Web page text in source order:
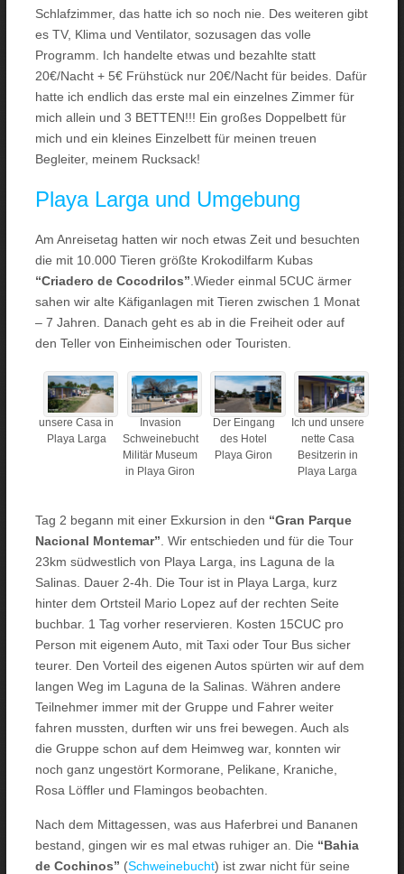
Schlafzimmer, das hatte ich so noch nie. Des weiteren gibt
es TV, Klima und Ventilator, sozusagen das volle
Programm. Ich handelte etwas und bezahlte statt
20€/Nacht + 5€ Frühstück nur 20€/Nacht für beides. Dafür
hatte ich endlich das erste mal ein einzelnes Zimmer für
mich allein und 3 BETTEN!!! Ein großes Doppelbett für
mich und ein kleines Einzelbett für meinen treuen
Begleiter, meinem Rucksack!
Playa Larga und Umgebung
Am Anreisetag hatten wir noch etwas Zeit und besuchten
die mit 10.000 Tieren größte Krokodilfarm Kubas
“Criadero de Cocodrilos” .Wieder einmal 5CUC ärmer
sahen wir alte Käfiganlagen mit Tieren zwischen 1 Monat
– 7 Jahren. Danach geht es ab in die Freiheit oder auf
den Teller von Einheimischen oder Touristen.
unsere Casa in
Playa Larga
Invasion
Schweinebucht
Militär Museum
in Playa Giron
Der Eingang
des Hotel
Playa Giron
Ich und unsere
nette Casa
Besitzerin in
Playa Larga
Tag 2 begann mit einer Exkursion in den “Gran Parque
Nacional Montemar” . Wir entschieden und für die Tour
23km südwestlich von Playa Larga, ins Laguna de la
Salinas. Dauer 2-4h. Die Tour ist in Playa Larga, kurz
hinter dem Ortsteil Mario Lopez auf der rechten Seite
buchbar. 1 Tag vorher reservieren. Kosten 15CUC pro
Person mit eigenem Auto, mit Taxi oder Tour Bus sicher
teurer. Den Vorteil des eigenen Autos spürten wir auf dem
langen Weg im Laguna de la Salinas. Währen andere
Teilnehmer immer mit der Gruppe und Fahrer weiter
fahren mussten, durften wir uns frei bewegen. Auch als
die Gruppe schon auf dem Heimweg war, konnten wir
noch ganz ungestört Kormorane, Pelikane, Kraniche,
Rosa Löffler und Flamingos beobachten.
Nach dem Mittagessen, was aus Haferbrei und Bananen
bestand, gingen wir es mal etwas ruhiger an. Die “Bahia
de Cochinos” (Schweinebucht) ist zwar nicht für seine